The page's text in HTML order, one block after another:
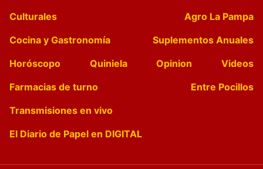
Culturales
Agro La Pampa
Cocina y Gastronomía
Suplementos Anuales
Horóscopo
Quiniela Opinion
Videos
Farmacias de turno
Entre Pocillos
Transmisiones en vivo
El Diario de Papel en DIGITAL